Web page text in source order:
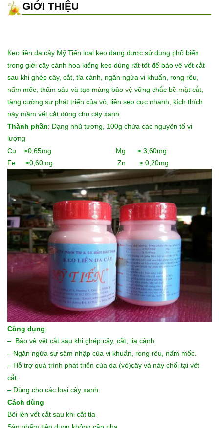
GIỚI THIỆU
Keo liền da cây Mỹ Tiến loại keo đang được sử dụng phổ biến
trong giới cây cảnh hoa kiểng keo dùng rất tốt để bảo vệ vết cắt
sau khi ghép cây, cắt, tỉa cành, ngăn ngừa vi khuẩn, rong rêu,
nấm mốc, thấm sâu và tạo màng bảo vệ vững chắc bề mặt cắt,
tăng cường sự phát triển của vỏ, liền sẹo cực nhanh, kích thích
nảy mầm vết cắt dùng cho cây xanh.
Thành phần: Dạng nhũ tương, 100g chứa các nguyên tố vi
lượng
Cu ≥0,65mg Mg ≥ 3,60mg
Fe ≥0,60mg Zn ≥ 0,20mg
Công dụng:
– Bảo vệ vết cắt sau khi ghép cây, cắt, tỉa cành.
– Ngăn ngừa sự sâm nhập của vi khuẩn, rong rêu, nấm mốc.
– Hỗ trợ quá trình phát triển của da (vỏ)cây và nảy chối tại vết
cắt.
– Dùng cho các loại cây xanh.
Cách dùng
Bôi lên vết cắt sau khi cắt tỉa